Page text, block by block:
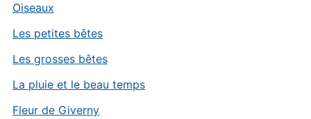
Oiseaux
Les petites bêtes
Les grosses bêtes
La pluie et le beau temps
Fleur de Giverny